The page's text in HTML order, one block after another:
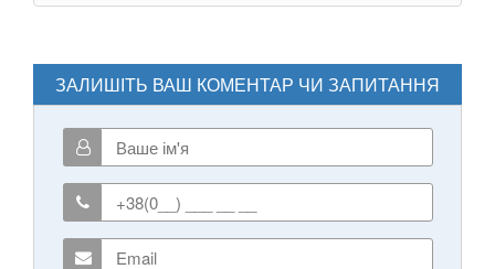
ЗАЛИШІТЬ ВАШ КОМЕНТАР ЧИ ЗАПИТАННЯ